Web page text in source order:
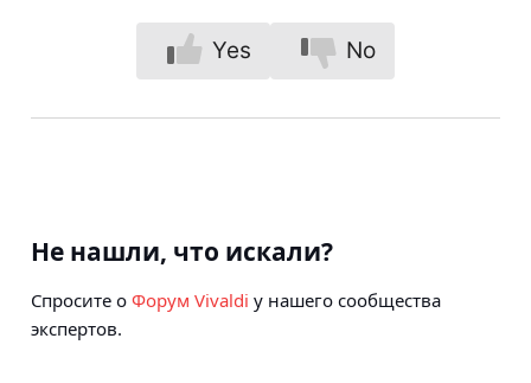
Yes No
Не нашли, что искали?
Спросите о Форум Vivaldi у нашего сообщества
экспертов.